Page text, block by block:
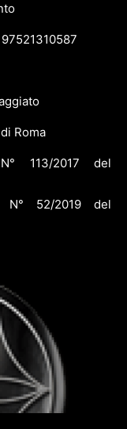
Roma
113/2017 del
N° 52/2019 del